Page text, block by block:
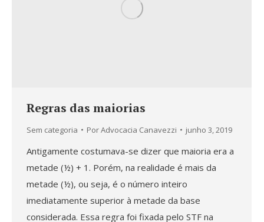
Regras das maiorias
Sem categoria PorAdvocacia Canavezzi junho 3, 2019
Antigamente costumava-se dizer que maioria era a
metade (½) + 1. Porém, na realidade é mais da
metade (½), ou seja, é o número inteiro
imediatamente superior à metade da base
considerada. Essa regra foi fixada pelo STF na